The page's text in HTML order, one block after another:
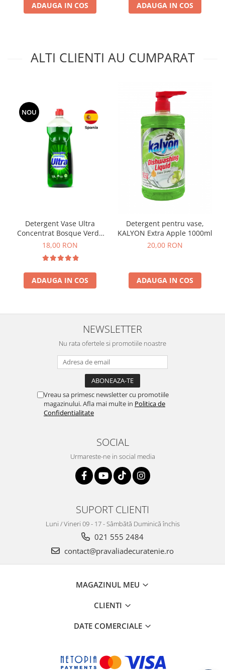
ADAUGA IN COS ADAUGA IN COS
ALTI CLIENTI AU CUMPARAT
NOU
Detergent Vase Ultra
Concentrat Bosque Verde
Spania 1.3L
18,00 RON
ADAUGA IN COS
Detergent pentru vase,
KALYON Extra Apple 1000ml
20,00 RON
ADAUGA IN COS
NEWSLETTER
Nu rata ofertele si promotiile noastre
Vreau sa primesc newsletter cu promotiile
magazinului. Afla mai multe in Politica de
Confidentialitate
SOCIAL
Urmareste-ne in social media
SUPORT CLIENTI
Luni / Vineri 09 - 17 - Sâmbătă Duminică închis
021 555 2484
contact@pravaliadecuratenie.ro
MAGAZINUL MEU
CLIENTI
DATE COMERCIALE